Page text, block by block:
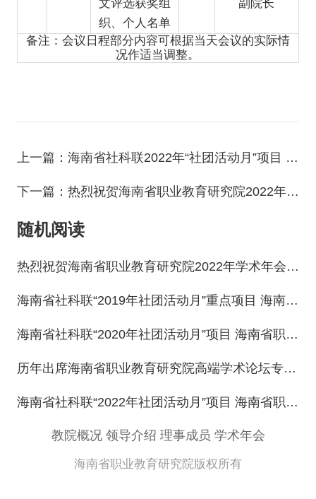
文评选获奖组
织、个人名单
副院长
备注：会议日程部分内容可根据当天会议的实际情
况作适当调整。
上一篇：海南省社科联2022年“社团活动月”项目 海南省职业教育研究院关于举办 “自由贸易港建设与海南职业教育‘十四五’规划发展论坛暨省职教研院 2022年学术年会”活动的通知
下一篇：热烈祝贺海南省职业教育研究院2022年学术年会圆满成功
随机阅读
热烈祝贺海南省职业教育研究院2022年学术年会圆满成功
海南省社科联“2019年社团活动月”重点项目 海南省职业教育发展论坛暨 海南省职业教育研究院2019年学术年会论文评选获奖名单
海南省社科联“2020年社团活动月”项目 海南省职业教育研究院 关于“加快推进海南自由贸易港建设国际化专业人才培养 发展论坛”论文评选获奖名单
历年出席海南省职业教育研究院高端学术论坛专家学者
海南省社科联“2022年社团活动月”项目 海南省职业教育研究院 关于“自由贸易港建设与海南职业教育‘十四五’规划发展论坛暨省职教研究院 2022年学术年会”论文评选获奖名单
教院概况 领导介绍 理事成员 学术年会
海南省职业教育研究院版权所有